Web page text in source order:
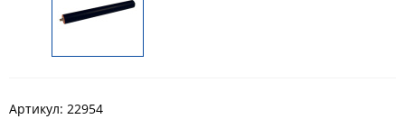
Артикул: 22954